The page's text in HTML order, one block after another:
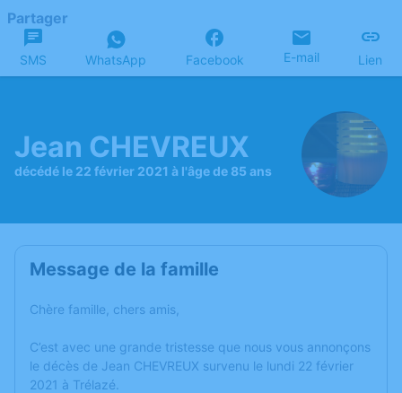
Partager
SMS WhatsApp Facebook E-mail Lien
Jean CHEVREUX
décédé le 22 février 2021 à l'âge de 85 ans
Message de la famille
Chère famille, chers amis,
C’est avec une grande tristesse que nous vous annonçons
le décès de Jean CHEVREUX survenu le lundi 22 février
2021 à Trélazé.